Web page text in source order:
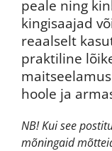
peale ning
kingisaajad
reaalselt
praktiline
hoole ja
NB! Kui see
mõningaid